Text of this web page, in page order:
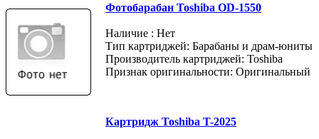
Фотобарабан Toshiba OD-1550
Наличие : Нет
Тип картриджей: Барабаны и драм-юниты
Производитель картриджей: Toshiba
Признак оригинальности: Оригинальный
Картридж Toshiba T-2025